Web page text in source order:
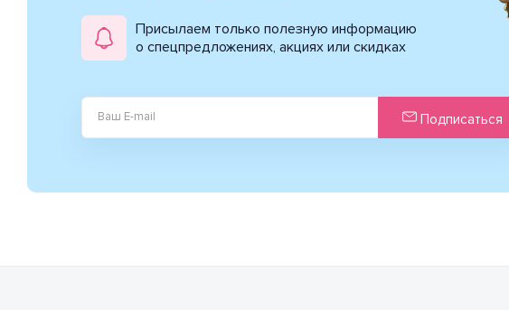
Присылаем только полезную информацию
о спецпредложениях, акциях или скидках
Подписаться